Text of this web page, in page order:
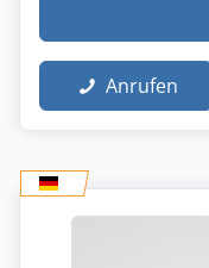
Anrufen